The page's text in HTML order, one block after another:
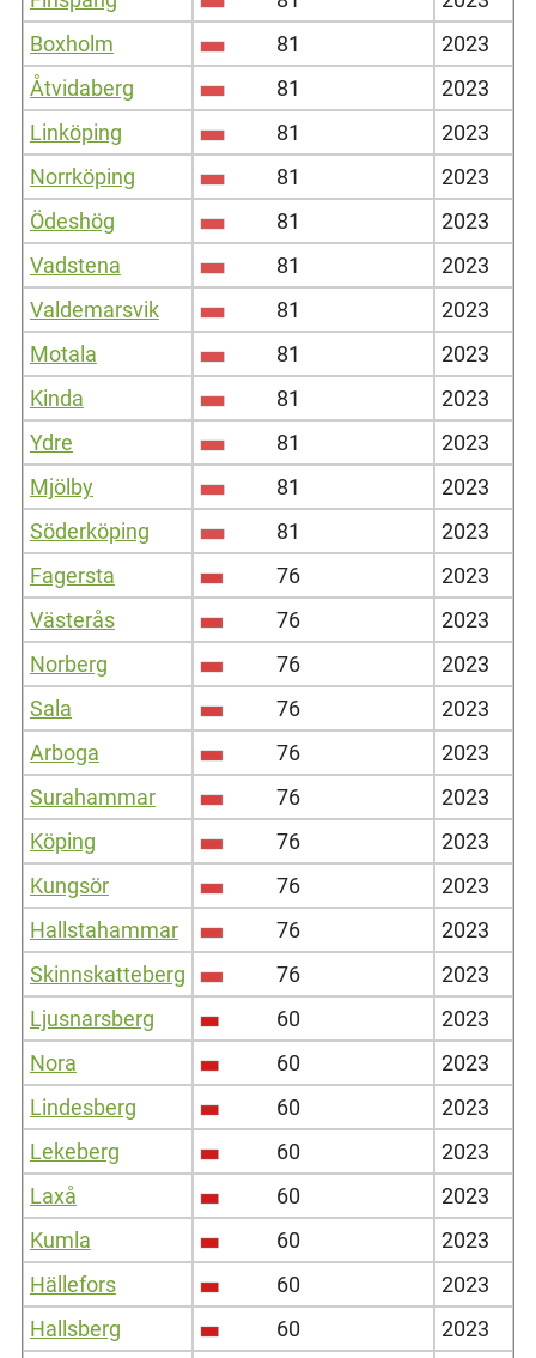
Boxholm
81
2023
Åtvidaberg
81
2023
Linköping
81
2023
Norrköping
81
2023
Ödeshög
81
2023
Vadstena
81
2023
Valdemarsvik
81
2023
Motala
81
2023
Kinda
81
2023
Ydre
81
2023
Mjölby
81
2023
Söderköping
81
2023
Fagersta
76
2023
Västerås
76
2023
Norberg
76
2023
Sala
76
2023
Arboga
76
2023
Surahammar
76
2023
Köping
76
2023
Kungsör
76
2023
Hallstahammar
76
2023
Skinnskatteberg
76
2023
Ljusnarsberg
60
2023
Nora
60
2023
Lindesberg
60
2023
Lekeberg
60
2023
Laxå
60
2023
Kumla
60
2023
Hällefors
60
2023
Hallsberg
60
2023